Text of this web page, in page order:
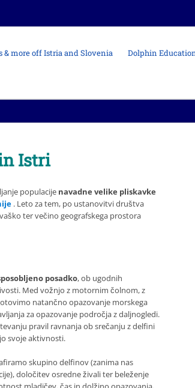
& more off Istria and Slovenia Dolphin
Istri
populacije navadne velike pliskavke
. Leto za tem, po ustanovitvi društva
ter večino geografskega prostora
posadko, ob ugodnih
Med vožnjo z motornim čolnom, z
natančno opazovanje morskega
za opazovanje področja z daljnogledi.
pravil ravnanja ob srečanju z delfini
svoje aktivnosti.
skupino delfinov (zanima nas
določitev osredne živali ter beleženje